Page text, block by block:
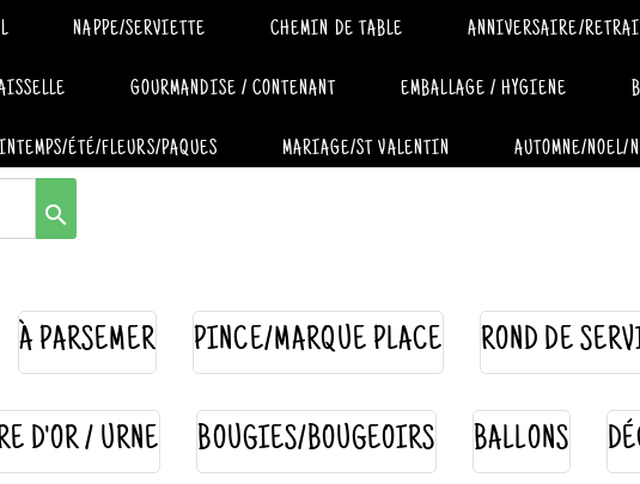
NAPPE/SERVIETTE CHEMIN DE TABLE ANNIVERSAIRE/
GOURMANDISE / CONTENANT EMBALLAGE / HYGIENE
ÉTÉ/FLEURS/PAQUES MARIAGE/ST VALENTIN AUTOMNE/NOEL/
search
À PARSEMER PINCE/MARQUE PLACE ROND DE
D'OR / URNE BOUGIES/BOUGEOIRS BALLONS